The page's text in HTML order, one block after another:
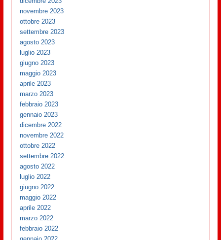
novembre 2023
ottobre 2023
settembre 2023
agosto 2023
luglio 2023
giugno 2023
maggio 2023
aprile 2023
marzo 2023
febbraio 2023
gennaio 2023
dicembre 2022
novembre 2022
ottobre 2022
settembre 2022
agosto 2022
luglio 2022
giugno 2022
maggio 2022
aprile 2022
marzo 2022
febbraio 2022